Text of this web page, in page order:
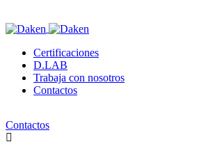
Certificaciones
D.LAB
Trabaja con nosotros
Contactos
Contactos